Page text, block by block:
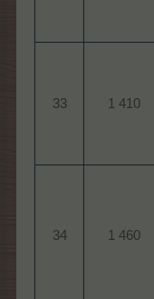
33 1 410
34 1 460